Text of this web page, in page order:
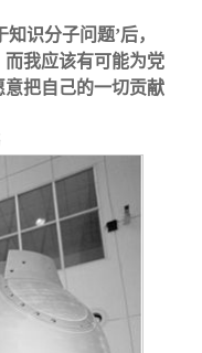
识分子问题’后，
而我应该有可能为党
把自己的一切贡献